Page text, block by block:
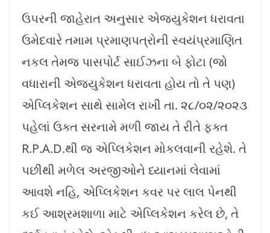
ઉપરની જાહેરાત અનુસાર એજ્યુકેશન ધરાવતા
ઉમેદવારે તમામ પ્રમાણપત્રોની સ્વયંપ્રમાણિત
નકલ તેમજ પાસપોર્ટ સાઈઝના બે ફોટા (જો
વધારાની એજ્યુકેશન ધરાવતા હોય તો તે પણ)
એપ્લિકેશન સાથે સામેલ રાખી તા. ૨૮/૦૨/૨૦૨૩
પહેલાં ઉક્ત સરનામે મળી જાય તે રીતે ફક્ત
R.P.A.D.થી જ એપ્લિકેશન મોકલવાની રહેશે. તે
પછીથી મળેલ અરજીઓને ધ્યાનમાં લેવામાં
આવશે નહિ, એપ્લિકેશન કવર પર લાલ પેનથી
કઈ આશ્રમશાળા માટે એપ્લિકેશન કરેલ છે, તે